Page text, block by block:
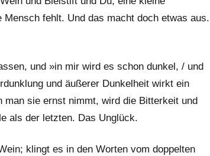
fehlt. Und das macht doch etwas aus.
und »in mir wird es schon dunkel, / und
und äußerer Dunkelheit wirkt ein
sie ernst nimmt, wird die Bitterkeit und
als der letzten. Das Unglück.
klingt es in den Worten vom doppelten